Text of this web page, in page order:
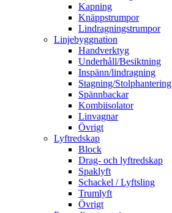
Kapning
Knäppstrumpor
Lindragningstrumpor
Linjebyggnation
Handverktyg
Underhåll/Besiktning
Inspänn/lindragning
Stagning/Stolphantering
Spännbackar
Kombiisolator
Linvagnar
Övrigt
Lyftredskap
Block
Drag- och lyftredskap
Spaklyft
Schackel / Lyftsling
Trumlyft
Övrigt